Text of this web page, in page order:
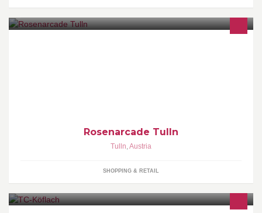
Rosenarcade Tulln
Tulln,Austria
SHOPPING & RETAIL